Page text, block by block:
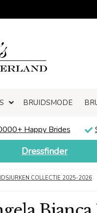
BRUIDSMODE
Happy Brides
Dressfinder
COLLECTIE 2025-2026